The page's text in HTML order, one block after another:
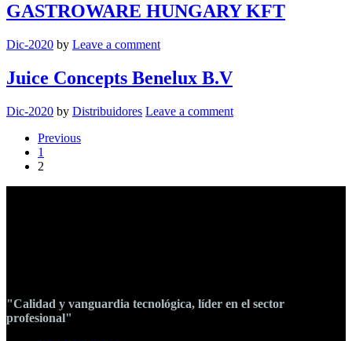
GASTROWARE HUNGARY KFT
Dic-2020 by Leave a comment
Juice Concepts Benelux B.V
Dic-2020 by Distribuidores Leave a comment
Previous
1
2
"Calidad y vanguardia tecnológica, líder en el sector
profesional"